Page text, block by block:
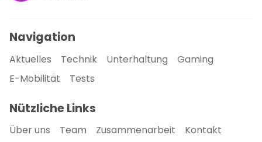
Navigation
Aktuelles Technik Unterhaltung
Gaming
E-Mobilität
Tests
Nützliche Links
Über uns Team Zusammenarbeit
Kontakt